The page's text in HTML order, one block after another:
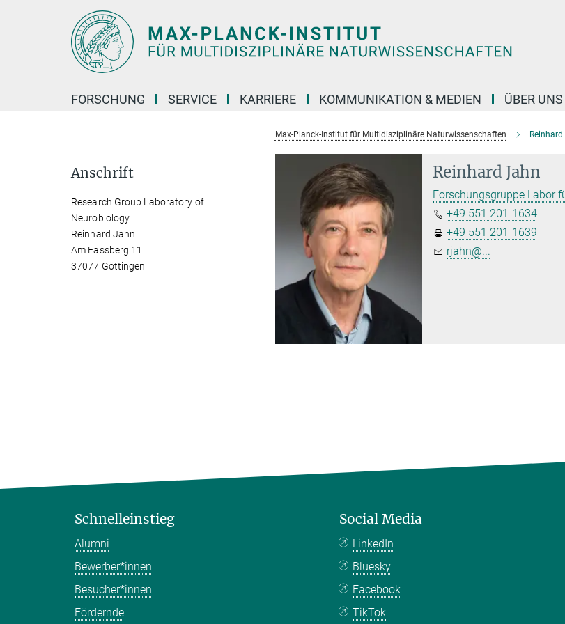
FORSCHUNG SERVICE KARRIERE KOMMUNIKATION & MEDIEN ÜBER UNS
Max-Planck-Institut für Multidisziplinäre Naturwissenschaften
Reinhard Jahn
Forschungsgruppe Labor
+49 551 201-1634
+49 551 201-1639
rjahn@...
Anschrift
Research Group Laboratory of
Neurobiology
Reinhard Jahn
Am Fassberg 11
37077 Göttingen
Schnelleinstieg
Alumni
Bewerber*innen
Besucher*innen
Fördernde
Social Media
LinkedIn
Bluesky
Facebook
TikTok